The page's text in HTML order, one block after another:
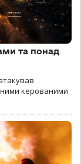
та понад
керованими